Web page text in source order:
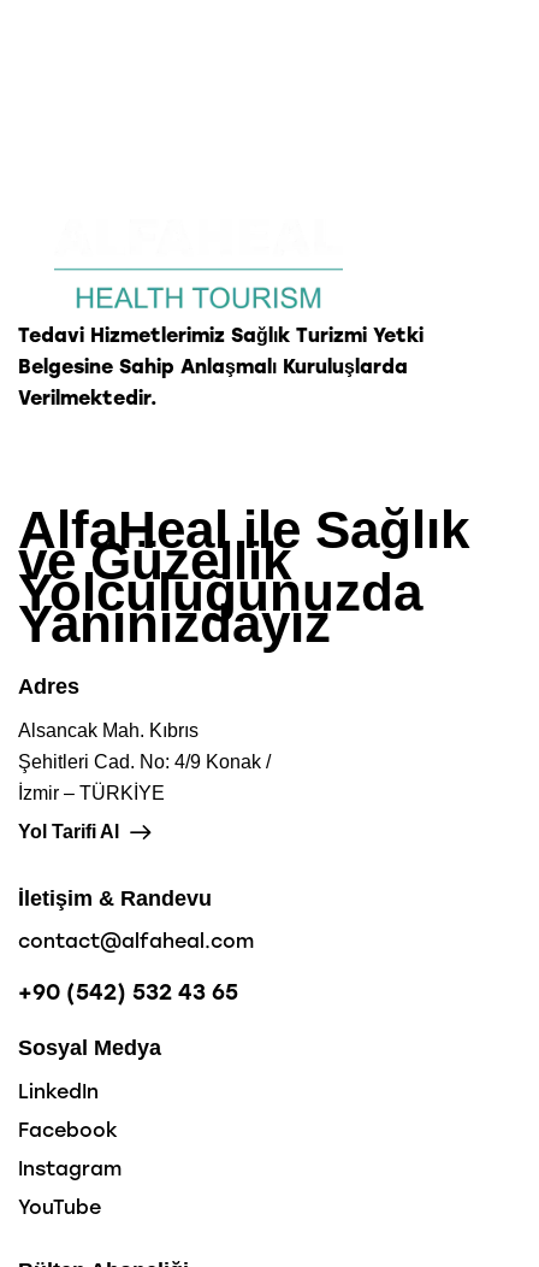
AlfaHealile Sağlık
ve Güzellik
Yolculuğunuzda
Yanınızdayız
Tedavi Hizmetlerimiz Sağlık Turizmi Yetki
Belgesine Sahip Anlaşmalı Kuruluşlarda
Verilmektedir.
Adres
Alsancak Mah. Kıbrıs
Şehitleri Cad. No: 4/9 Konak /
İzmir – TÜRKİYE
Yol Tarifi Al
İletişim & Randevu
contact@alfaheal.com
+90 (542) 532 43 65
Sosyal Medya
LinkedIn
Facebook
Instagram
YouTube